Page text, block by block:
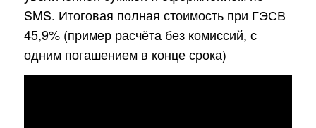
SMS. Итоговая полная стоимость при ГЭСВ
45,9% (пример расчёта без комиссий, с
одним погашением в конце срока)